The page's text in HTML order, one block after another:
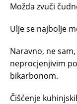
Možda zvuči
Ulje se najbolje
Naravno, ne
neprocjenjivim
bikarbonom.
Čišćenje